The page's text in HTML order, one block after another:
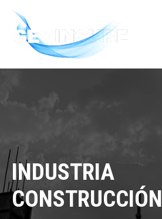
contenido
INDUSTRIA
CONSTRUCCIÓN